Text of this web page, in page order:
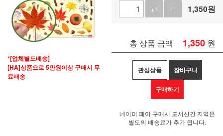
*[업체별도배송]
[HA]상품으로 5만원이상 구매시 무
료배송
+1
-1 1,350원
총 상품 금액 1,350 원
관심상품 장바구니
구매하기
네이퍼 페이 구매시 도서산간 지역은
별도의 배송료가 추가 됩니다.